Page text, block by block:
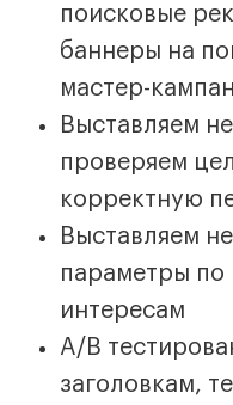
поисковые
баннеры на
мастер-
Выставляем
проверяем
корректную
Выставляем
параметры по
интересам
A/B
заголовкам,